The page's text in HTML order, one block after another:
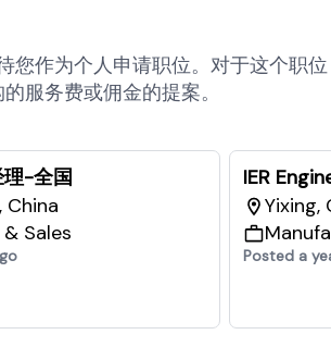
您作为个人申请职位。对于这个职
服务费或佣金的提案。
-全国
China
Sales
IER
Yixing,
Posted a